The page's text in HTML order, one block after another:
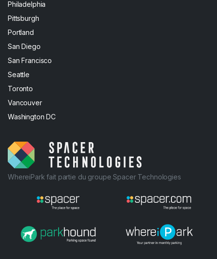
Philadelphia
Pittsburgh
Portland
San Diego
San Francisco
Seattle
Toronto
Vancouver
Washington DC
WhereiPark fait partie du groupe Spacer Technologies